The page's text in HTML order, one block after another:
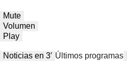
Mute
Volumen
Play
Noticias en 3′ Últimos programas